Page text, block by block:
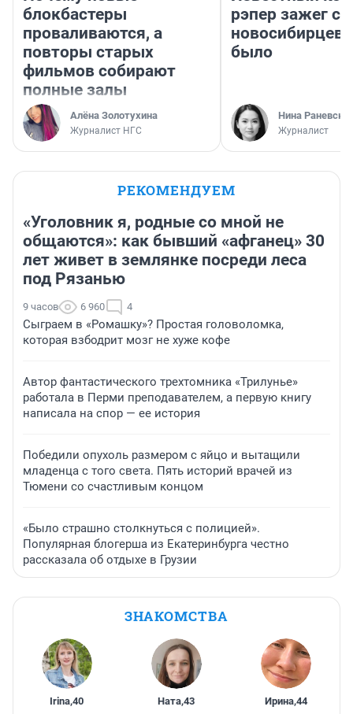
блокбастеры
проваливаются, а
повторы старых
фильмов собирают
полные залы
Алёна Золотухина
Журналист НГС
рэпер зажег с
новосибирцев:
было
Нина
Журналист
РЕКОМЕНДУЕМ
«Уголовник я, родные со мной не
общаются»: как бывший «афганец» 30
лет живет в землянке посреди леса
под Рязанью
9 часов 6 960 4
Сыграем в «Ромашку»? Простая головоломка,
которая взбодрит мозг не хуже кофе
Автор фантастического трехтомника «Трилунье»
работала в Перми преподавателем, а первую книгу
написала на спор — ее история
Победили опухоль размером с яйцо и вытащили
младенца с того света. Пять историй врачей из
Тюмени со счастливым концом
«Было страшно столкнуться с полицией».
Популярная блогерша из Екатеринбурга честно
рассказала об отдыхе в Грузии
ЗНАКОМСТВА
Irina,40 Ната,43 Ирина,44